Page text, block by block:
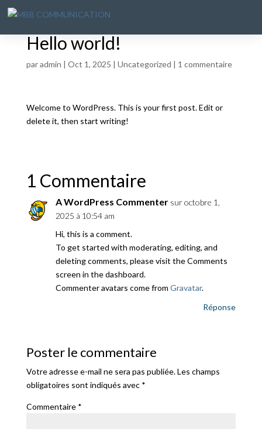
Hello world!
paradmin | Oct 1, 2025 | Uncategorized | 1 commentaire
Welcome to WordPress. This is your first post. Edit or
delete it, then start writing!
1 Commentaire
A WordPress Commenter sur octobre 1,
2025 à 10:54 am
Hi, this is a comment.
To get started with moderating, editing, and
deleting comments, please visit the Comments
screen in the dashboard.
Commenter avatars come from Gravatar.
Réponse
Poster le commentaire
Votre adresse e-mail ne sera pas publiée.Les champs
obligatoires sont indiqués avec *
Commentaire *